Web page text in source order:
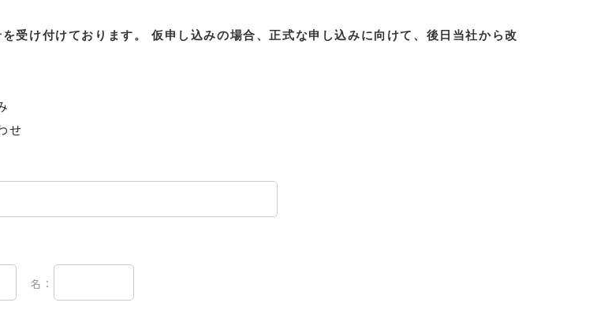
受け付けております。
仮申し込みの場合、正式な申し込みに向けて、後日当社から改
せ
名：